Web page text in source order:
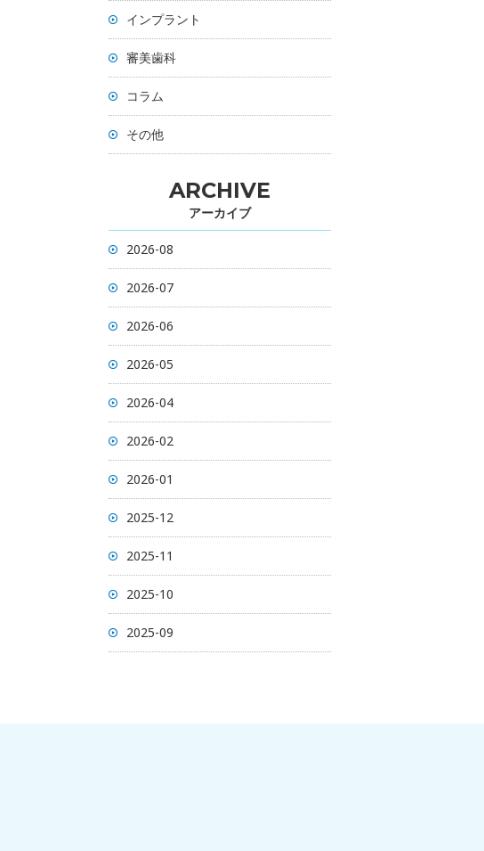
インプラント
審美歯科
コラム
その他
ARCHIVE
アーカイブ
2026-08
2026-07
2026-06
2026-05
2026-04
2026-02
2026-01
2025-12
2025-11
2025-10
2025-09